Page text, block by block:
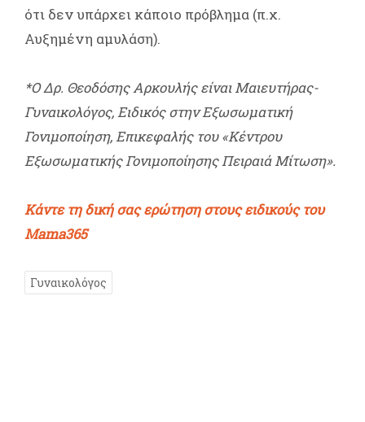
ότι δεν υπάρχει κάποιο πρόβλημα (π.χ.
Αυξημένη αμυλάση).
*O Δρ. Θεοδόσης Αρκουλής είναι Μαιευτήρας-
Γυναικολόγος, Ειδικός στην Εξωσωματική
Γονιμοποίηση, Επικεφαλής του «Κέντρου
Εξωσωματικής Γονιμοποίησης Πειραιά Μίτωση».
Κάντε τη δική σας ερώτηση στους ειδικούς του
Mama365
Γυναικολόγος